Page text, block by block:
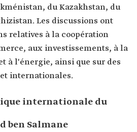
du Kazakhstan, du
Les discussions ont
relatives à la coopération
aux investissements, à la
à l'énergie, ainsi que sur des
internationales.
internationale du
ben Salmane